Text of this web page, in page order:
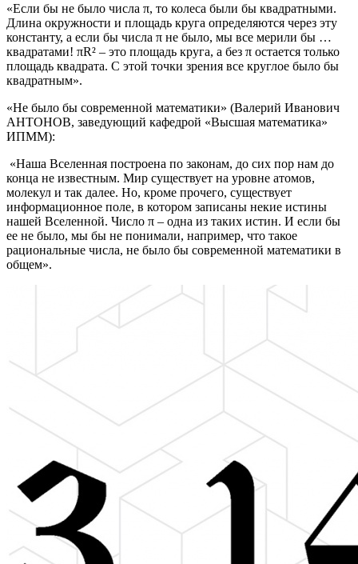
«Если бы не было числа π, то колеса были бы квадратными.
Длина окружности и площадь круга определяются через эту
константу, а если бы числа π не было, мы все мерили бы …
квадратами! πR² – это площадь круга, а без π остается только
площадь квадрата. С этой точки зрения все круглое было бы
квадратным».
«Не было бы современной математики» (Валерий Иванович
АНТОНОВ, заведующий кафедрой «Высшая математика»
ИПММ):
«Наша Вселенная построена по законам, до сих пор нам до
конца не известным. Мир существует на уровне атомов,
молекул и так далее. Но, кроме прочего, существует
информационное поле, в котором записаны некие истины
нашей Вселенной. Число π – одна из таких истин. И если бы
ее не было, мы бы не понимали, например, что такое
рациональные числа, не было бы современной математики в
общем».